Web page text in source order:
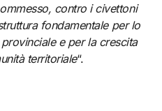
contro i civettoni
fondamentale per lo
e per la crescita
territoriale“.